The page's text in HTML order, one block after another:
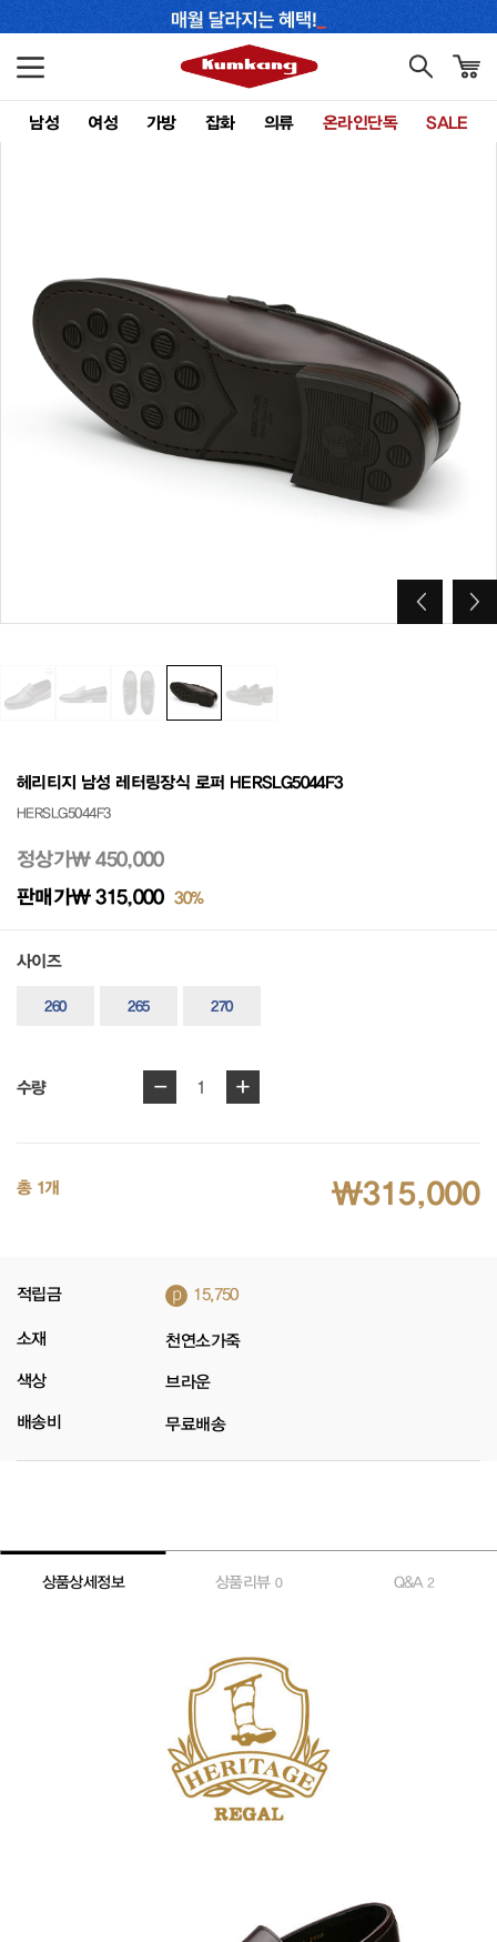
남성 여성 가방 잡화 의류 온라인단독 SALE
헤리티지 남성 레터링장식 로퍼 HERSLG5044F3
HERSLG5044F3
정상가₩ 450,000
판매가₩ 315,000 30%
사이즈
260 265 270
수량 - 1 +
총 1개 ₩315,000
적립금 p 15,750
소재 천연소가죽
색상 브라운
배송비 무료배송
상품상세정보 상품리뷰 0 Q&A 2